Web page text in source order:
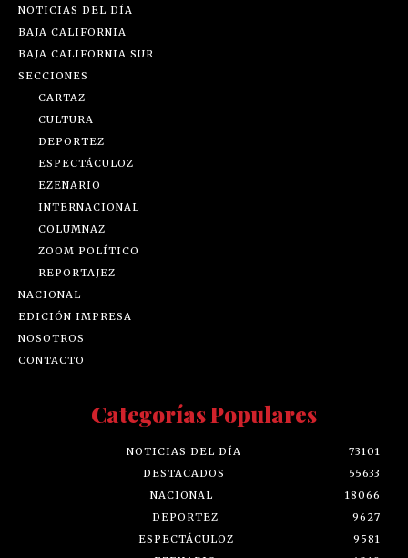
NOTICIAS DEL DÍA
BAJA CALIFORNIA
BAJA CALIFORNIA SUR
SECCIONES
CARTAZ
CULTURA
DEPORTEZ
ESPECTÁCULOZ
EZENARIO
INTERNACIONAL
COLUMNAZ
ZOOM POLÍTICO
REPORTAJEZ
NACIONAL
EDICIÓN IMPRESA
NOSOTROS
CONTACTO
Categorías Populares
NOTICIAS DEL DÍA
73101
DESTACADOS
55633
NACIONAL
18066
DEPORTEZ
9627
ESPECTÁCULOZ
9581